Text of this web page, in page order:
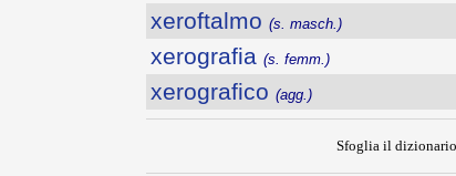
xeroftalmo (s. masch.)
xerografia (s. femm.)
xerografico (agg.)
Sfoglia il